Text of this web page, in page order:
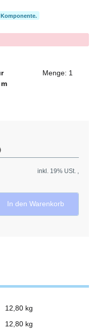
Menge: 1
inkl. 19% USt. ,
In den Warenkorb
12,80 kg
12,80 kg